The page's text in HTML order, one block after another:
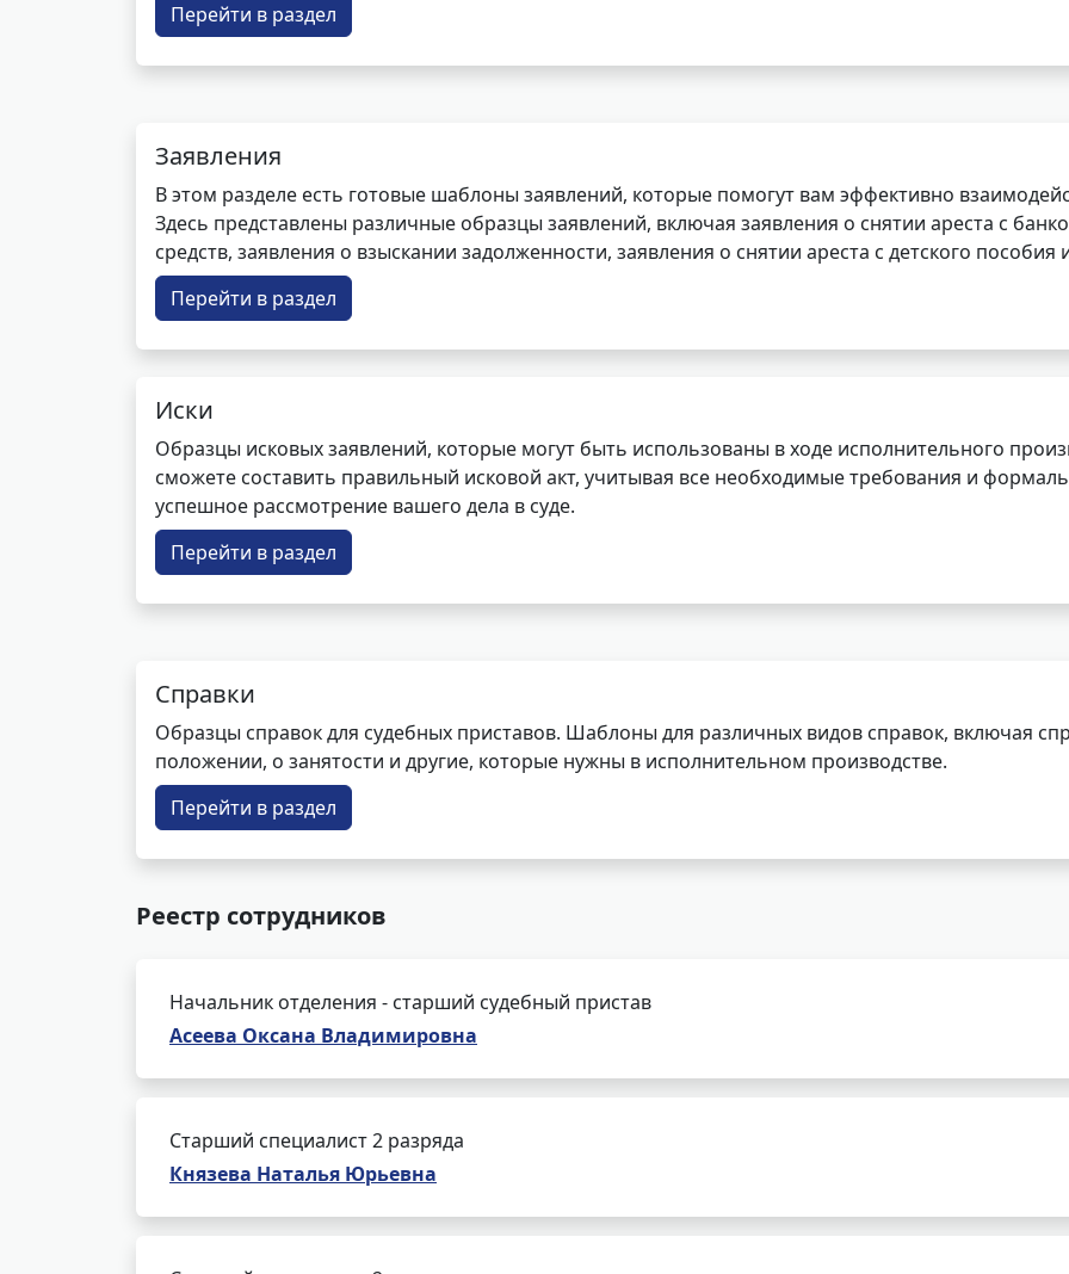
Перейти в раздел
Заявления
В этом разделе есть готовые шаблоны заявлений, которые помогут вам эффективно
Здесь представлены различные образцы заявлений, включая заявления о снятии ареста с
средств, заявления о взыскании задолженности, заявления о снятии ареста с детского пособия
Перейти в раздел
Иски
Образцы исковых заявлений, которые могут быть использованы в ходе исполнительного
сможете составить правильный исковой акт, учитывая все необходимые требования и
успешное рассмотрение вашего дела в суде.
Перейти в раздел
Справки
Образцы справок для судебных приставов. Шаблоны для различных видов справок, включая
положении, о занятости и другие, которые нужны в исполнительном производстве.
Перейти в раздел
Реестр сотрудников
Начальник отделения - старший судебный пристав
Асеева Оксана Владимировна
Старший специалист 2 разряда
Князева Наталья Юрьевна